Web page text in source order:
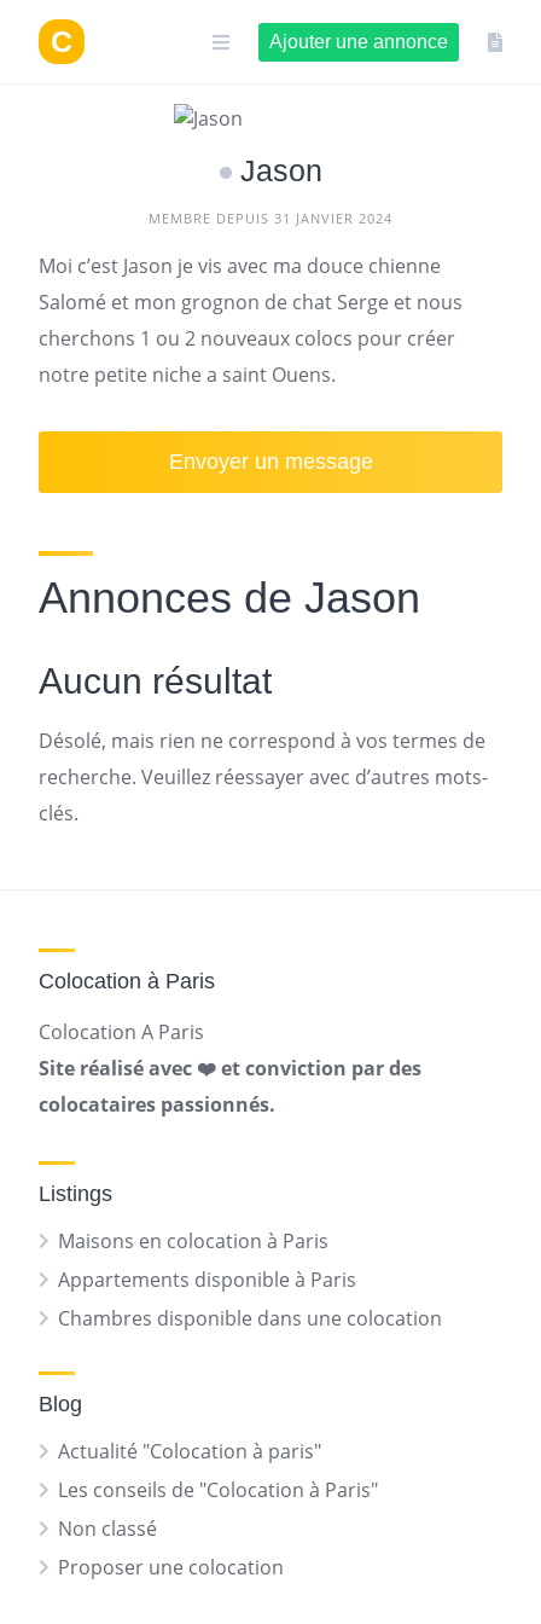
contenu
Ajouter une annonce
Jason
MEMBRE DEPUIS 31 JANVIER 2024
Moi c’est Jason je vis avec ma douce chienne
Salomé et mon grognon de chat Serge et nous
cherchons 1 ou 2 nouveaux colocs pour créer
notre petite niche a saint Ouens.
Envoyer un message
Annonces de Jason
Aucun résultat
Désolé, mais rien ne correspond à vos termes de
recherche. Veuillez réessayer avec d’autres mots-
clés.
Colocation à Paris
Colocation A Paris
Site réalisé avec ❤️ et conviction par des
colocataires passionnés.
Listings
Maisons en colocation à Paris
Appartements disponible à Paris
Chambres disponible dans une colocation
Blog
Actualité "Colocation à paris"
Les conseils de "Colocation à Paris"
Non classé
Proposer une colocation